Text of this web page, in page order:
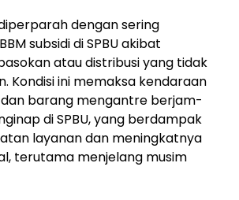
dengan sering
subsidi di SPBU akibat
atau distribusi yang tidak
Kondisi ini memaksa kendaraan
barang mengantre berjam-
di SPBU, yang berdampak
layanan dan meningkatnya
terutama menjelang musim